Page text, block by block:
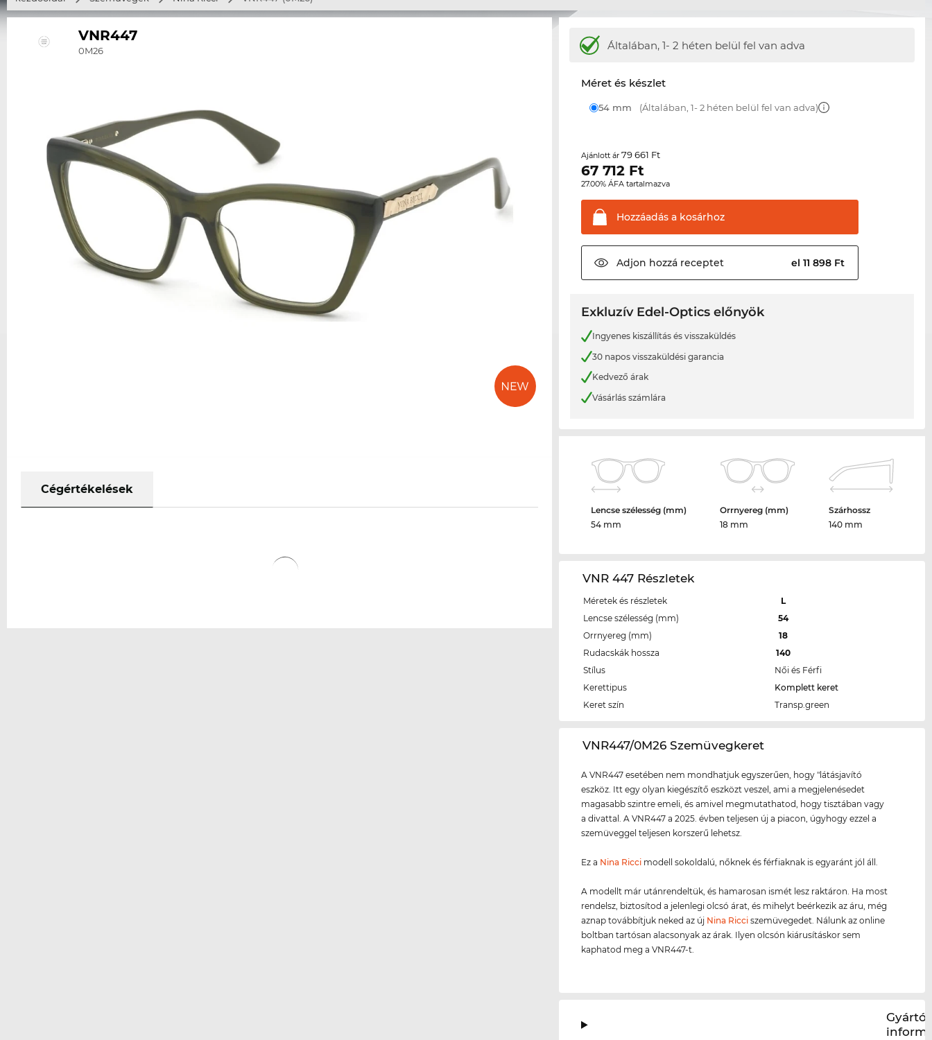
VNR447
0M26
Cégértékelések
Általában, 1- 2 héten belül fel van adva
Méret és készlet
54 mm (Általában, 1- 2 héten belül fel van adva)
Ajánlott ár79 661 Ft
67 712 Ft
27.00% ÁFA tartalmazva
Hozzáadás a kosárhoz
Adjon hozzá receptet el 11 898 Ft
Exkluzív Edel-Optics előnyök
Ingyenes kiszállítás és visszaküldés
30 napos visszaküldési garancia
Kedvező árak
Vásárlás számlára
Lencse szélesség (mm)
54 mm
Orrnyereg (mm)
18 mm
Szárhossz
140 mm
VNR 447 Részletek
Méretek és részletek
L
Lencse szélesség (mm)
54
Orrnyereg (mm)
18
Rudacskák hossza
140
Stílus
Női és Férfi
Kerettipus
Komplett keret
Keret szín
Transp.green
‌VNR447/0M26 Szemüvegkeret
A VNR447 esetében nem mondhatjuk egyszerűen, hogy "látásjavító
eszköz. Itt egy olyan kiegészítő eszközt veszel, ami a megjelenésedet
magasabb szintre emeli, és amivel megmutathatod, hogy tisztában vagy
a divattal. A VNR447 a 2025. évben teljesen új a piacon, úgyhogy ezzel a
szemüveggel teljesen korszerű lehetsz.
Ez a Nina Ricci modell sokoldalú, nőknek és férfiaknak is egyaránt jól áll.
A modellt már utánrendeltük, és hamarosan ismét lesz raktáron. Ha most
rendelsz, biztosítod a jelenlegi olcsó árat, és mihelyt beérkezik az áru, még
aznap továbbítjuk neked az új Nina Ricci szemüvegedet. Nálunk az online
boltban tartósan alacsonyak az árak. Ilyen olcsón kiárusításkor sem
kaphatod meg a VNR447-t.
Gyártói